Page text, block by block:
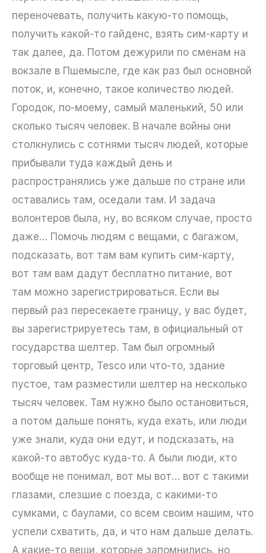
переночевать, получить какую-то помощь,
получить какой-то гайденс, взять сим-карту и
так далее, да. Потом дежурили по сменам на
вокзале в Пшемысле, где как раз был основной
поток, и, конечно, такое количество людей.
Городок, по-моему, самый маленький, 50 или
сколько тысяч человек. В начале войны они
столкнулись с сотнями тысяч людей, которые
прибывали туда каждый день и
распространялись уже дальше по стране или
оставались там, оседали там. И задача
волонтеров была, ну, во всяком случае, просто
даже… Помочь людям с вещами, с багажом,
подсказать, вот там вам купить сим-карту,
вот там вам дадут бесплатно питание, вот
там можно зарегистрироваться. Если вы
первый раз пересекаете границу, у вас будет,
вы зарегистрируетесь там, в официальный от
государства шелтер. Там был огромный
торговый центр, Tesco или что-то, здание
пустое, там разместили шелтер на несколько
тысяч человек. Там нужно было остановиться,
а потом дальше понять, куда ехать, или люди
уже знали, куда они едут, и подсказать, на
какой-то автобус куда-то. А были люди, кто
вообще не понимал, вот мы вот… вот с такими
глазами, слезшие с поезда, с какими-то
сумками, с баулами, со всем своим нашим, что
успели схватить, да, и что нам дальше делать.
А какие-то вещи, которые запомнились, но